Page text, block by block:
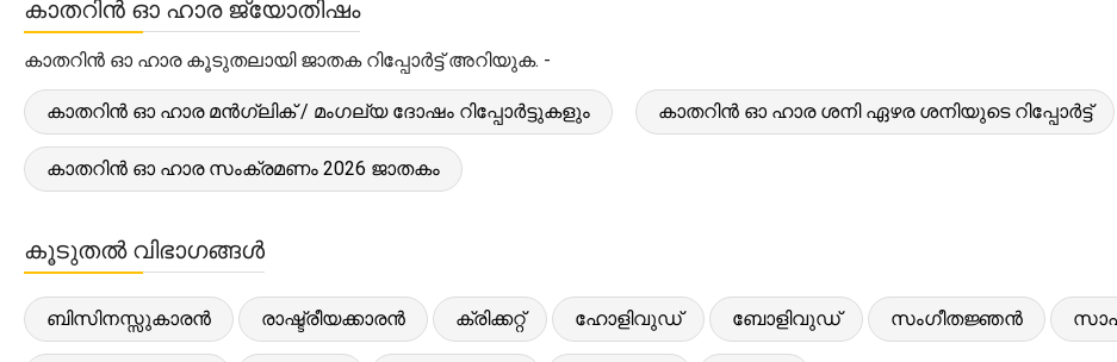
കാതറിൻ ഓ ഹാര ജ്യോതിഷം
കാതറിൻ ഓ ഹാര കൂടുതലായി ജാതക റിപ്പോർട്ട് അറിയുക. -
കാതറിൻ ഓ ഹാര മൻഗ്ലിക് / മംഗല്യ ദോഷം റിപ്പോർട്ടുകളും കാതറിൻ ഓ ഹാര ശനി ഏഴര ശനിയുടെ റിപ്പോർട്ട്
കാതറിൻ ഓ ഹാര സംക്രമണം 2026 ജാതകം
കൂടുതൽ വിഭാഗങ്ങൾ
ബിസിനസ്സുകാരൻ രാഷ്ട്രീയക്കാരൻ ക്രിക്കറ്റ് ഹോളിവുഡ് ബോളിവുഡ് സംഗീതജ്ഞൻ